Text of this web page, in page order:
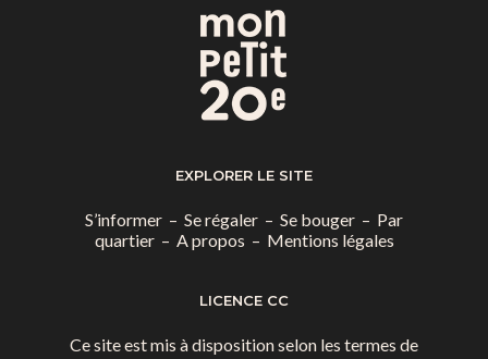
EXPLORER LE SITE
S’informer – Se régaler – Se bouger – Par
quartier– A propos – Mentions légales
LICENCE CC
Ce site est mis à disposition selon les termes de